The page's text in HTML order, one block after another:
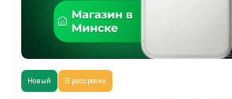
Новый В рассрочку